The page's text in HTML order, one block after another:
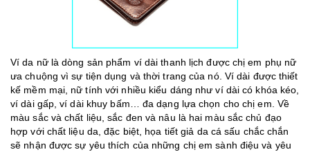
Ví da nữ là dòng sản phẩm ví dài thanh lịch được chị em phụ nữ
ưa chuộng vì sự tiện dụng và thời trang của nó. Ví dài được thiết
kế mềm mại, nữ tính với nhiều kiểu dáng như ví dài có khóa kéo,
ví dài gấp, ví dài khuy bấm… đa dạng lựa chọn cho chị em. Về
màu sắc và chất liệu, sắc đen và nâu là hai màu sắc chủ đạo
hợp với chất liệu da, đặc biệt, họa tiết giả da cá sấu chắc chắn
sẽ nhận được sự yêu thích của những chị em sành điệu và yêu